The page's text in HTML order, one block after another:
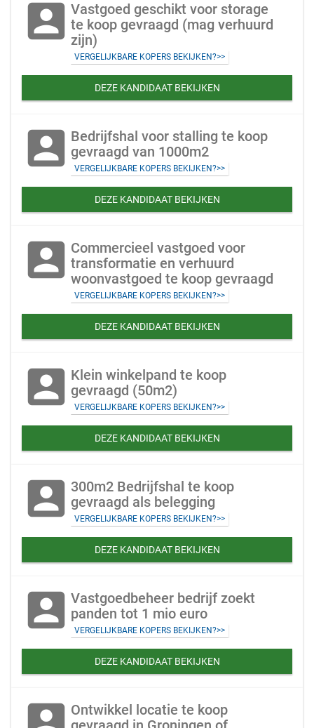
account_box Vastgoed geschikt voor storage
te koop gevraagd (mag verhuurd
zijn)
VERGELIJKBARE KOPERS BEKIJKEN?>>
DEZE KANDIDAAT BEKIJKEN
account_box Bedrijfshal voor stalling te koop
gevraagd van 1000m2
VERGELIJKBARE KOPERS BEKIJKEN?>>
DEZE KANDIDAAT BEKIJKEN
account_box Commercieel vastgoed voor
transformatie en verhuurd
woonvastgoed te koop gevraagd
VERGELIJKBARE KOPERS BEKIJKEN?>>
DEZE KANDIDAAT BEKIJKEN
account_box Klein winkelpand te koop
gevraagd (50m2)
VERGELIJKBARE KOPERS BEKIJKEN?>>
DEZE KANDIDAAT BEKIJKEN
account_box 300m2 Bedrijfshal te koop
gevraagd als belegging
VERGELIJKBARE KOPERS BEKIJKEN?>>
DEZE KANDIDAAT BEKIJKEN
account_box Vastgoedbeheer bedrijf zoekt
panden tot 1 mio euro
VERGELIJKBARE KOPERS BEKIJKEN?>>
DEZE KANDIDAAT BEKIJKEN
Ontwikkel locatie te koop